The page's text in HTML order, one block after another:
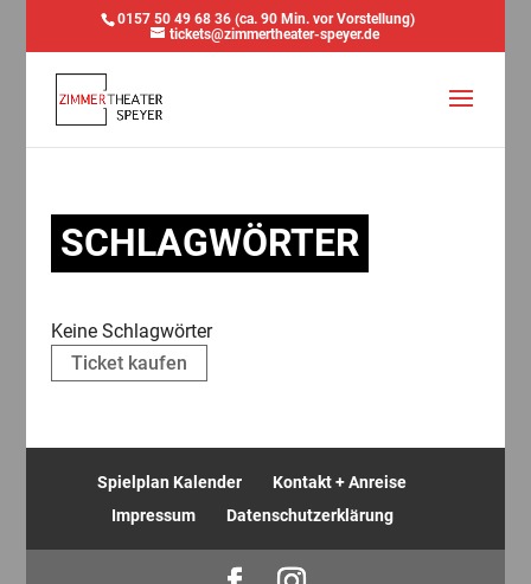
0157 50 49 68 36 (ca. 90 Min. vor Vorstellung)
tickets@zimmertheater-speyer.de
SCHLAGWÖRTER
Keine Schlagwörter
Ticket kaufen
Spielplan Kalender
Kontakt + Anreise
Impressum
Datenschutzerklärung